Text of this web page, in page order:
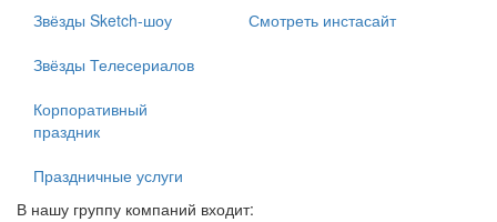
Звёзды Sketch-шоу
Звёзды Телесериалов
Корпоративный
праздник
Праздничные услуги
Смотреть инстасайт
В нашу группу компаний входит: